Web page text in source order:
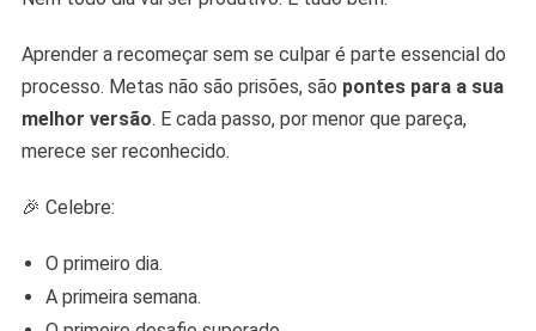
Aprender a recomeçar sem se culpar é parte essencial do
processo. Metas não são prisões, são pontes para a sua
melhor versão. E cada passo, por menor que pareça,
merece ser reconhecido.
🎉 Celebre:
O primeiro dia.
A primeira semana.